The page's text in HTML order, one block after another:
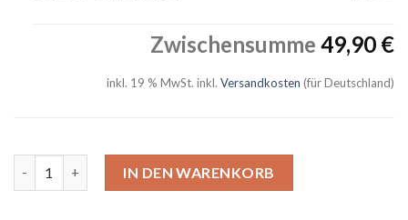
Zwischensumme 49,90 €
inkl. 19 % MwSt. inkl. Versandkosten (für Deutschland)
IN DEN WARENKORB